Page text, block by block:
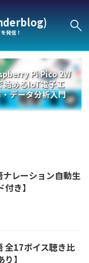
発信！
Pi Pico 2W
始めるIoT電子工
データ分析入門
レーション自動生
き】
全17ボイス聴き比
】